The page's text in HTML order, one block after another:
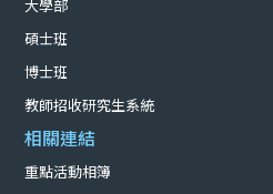
大學部
碩士班
博士班
教師招收研究生系統
相關連結
重點活動相簿